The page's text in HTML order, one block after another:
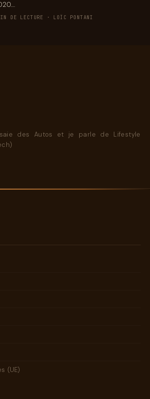
DE LECTURE · LOÏC PONTANI
des Autos et je parle de Lifestyle
(UE)